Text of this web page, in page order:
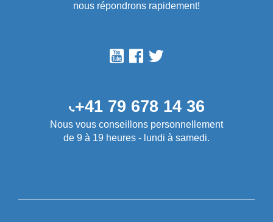
nous répondrons rapidement!
+41 79 678 14 36
Nous vous conseillons personnellement
de 9 à 19 heures - lundi à samedi.